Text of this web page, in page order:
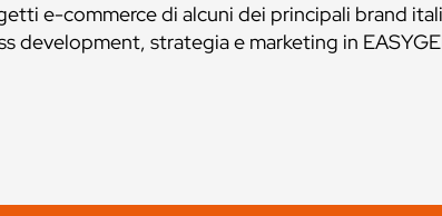
e-commerce di alcuni dei principali brand
development, strategia e marketing in